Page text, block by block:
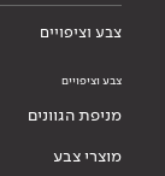
צבע וציפויים
צבע וציפויים
מניפת הגוונים
מוצרי צבע